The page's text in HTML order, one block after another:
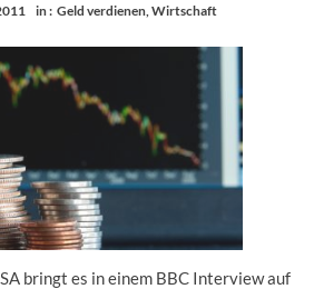
in : Geld verdienen Wirtschaft
bringt es in einem BBC Interview auf